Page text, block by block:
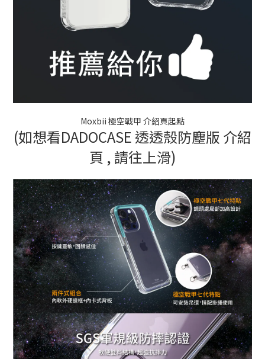
Moxbii 極空戰甲 介紹頁起點
(如想看DADOCASE 透透殼防塵版 介紹
頁 , 請往上滑)